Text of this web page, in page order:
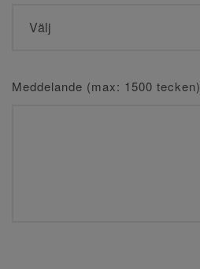
Meddelande (max: 1500 tecken)